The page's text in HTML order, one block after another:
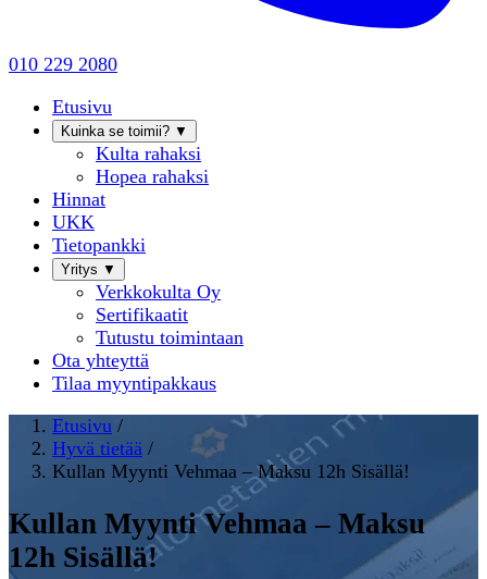
010 229 2080
Etusivu
Kuinka se toimii? ▼
Kulta rahaksi
Hopea rahaksi
Hinnat
UKK
Tietopankki
Yritys ▼
Verkkokulta Oy
Sertifikaatit
Tutustu toimintaan
Ota yhteyttä
Tilaa myyntipakkaus
Etusivu /
Hyvä tietää /
Kullan Myynti Vehmaa – Maksu 12h Sisällä!
Kullan Myynti Vehmaa – Maksu
12h Sisällä!